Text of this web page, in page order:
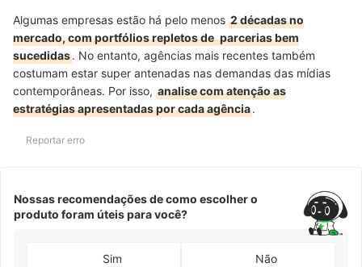
Algumas empresas estão há pelo menos 2 décadas no
mercado, com portfólios repletos de parcerias bem
sucedidas. No entanto, agências mais recentes também
costumam estar super antenadas nas demandas das mídias
contemporâneas. Por isso, analise com atenção as
estratégias apresentadas por cada agência.
Reportar erro
Nossas recomendações de como escolher o
produto foram úteis para você?
Sim Não